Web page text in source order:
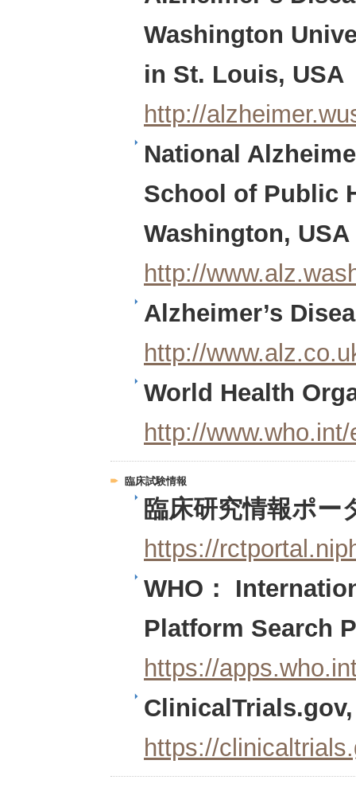
Washington
in St. Louis, USA
http://
National
School of Public
Washington, USA
http://
Alzheimer’s
http://
World Health
http://www.who.int/
臨床試験情報
臨床研究情報ポー
https://
WHO：
Platform Search
https://
https://